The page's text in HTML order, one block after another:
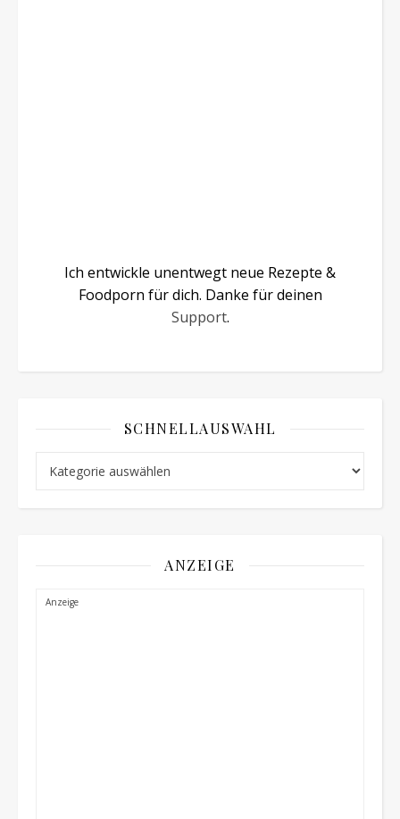
Ich entwickle unentwegt neue Rezepte &
Foodporn für dich. Danke für deinen
Support.
SCHNELLAUSWAHL
ANZEIGE